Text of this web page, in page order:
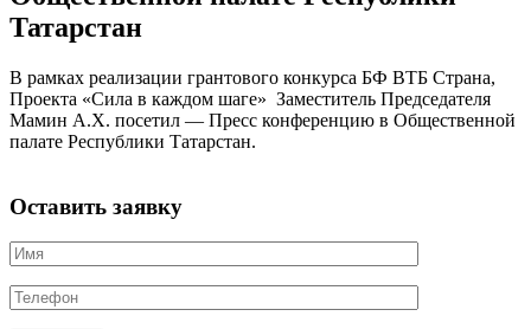
Татарстан
В рамках реализации грантового конкурса БФ ВТБ Страна,
Проекта «Сила в каждом шаге» Заместитель Председателя
Мамин А.Х. посетил — Пресс конференцию в Общественной
палате Республики Татарстан.
Оставить заявку